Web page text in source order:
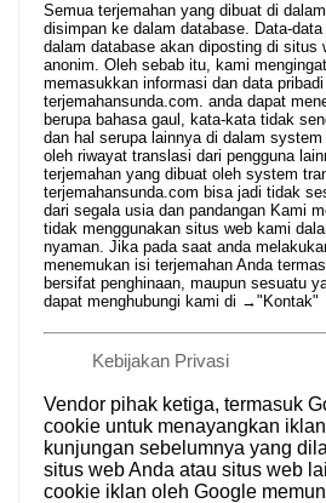
Semua terjemahan yang dibuat di
disimpan ke dalam database. Data-
dalam database akan diposting di situs
anonim. Oleh sebab itu, kami
memasukkan informasi dan data
terjemahansunda.com. anda dapat
berupa bahasa gaul, kata-kata tidak
dan hal serupa lainnya di dalam
oleh riwayat translasi dari pengguna
terjemahan yang dibuat oleh system
terjemahansunda.com bisa jadi tidak
dari segala usia dan pandangan Kami
tidak menggunakan situs web kami
nyaman. Jika pada saat anda
menemukan isi terjemahan Anda
bersifat penghinaan, maupun sesuatu
dapat menghubungi kami di →"Kontak"
Kebijakan Privasi
Vendor pihak ketiga, termasuk
cookie untuk menayangkan
kunjungan sebelumnya yang
situs web Anda atau situs web
cookie iklan oleh Google